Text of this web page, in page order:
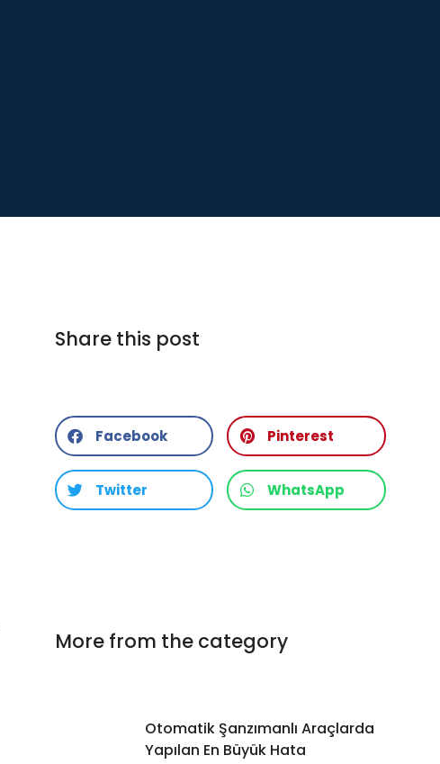
Share this post
Facebook Pinterest
Twitter WhatsApp
More from the category
Otomatik Şanzımanlı Araçlarda
Yapılan En Büyük Hata